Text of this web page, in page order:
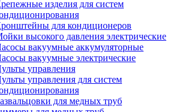
изделия для систем
для кондиционеров
высокого давления электрические
вакуумные аккумуляторные
вакуумные электрические
управления
управления для систем
для медных труб